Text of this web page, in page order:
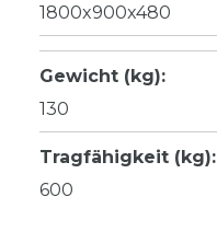
1800x900x480
Gewicht (kg):
130
Tragfähigkeit (kg):
600